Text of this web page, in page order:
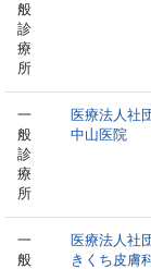
般
診
療
所
一
般
診
療
所
医療法人
中山医院
一
般
医療法人
きくち皮膚